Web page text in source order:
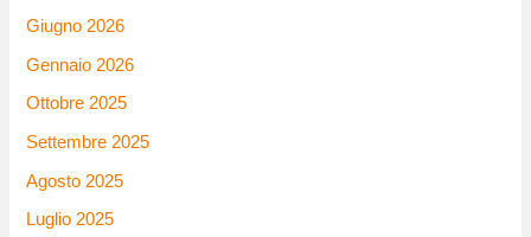
Giugno 2026
Gennaio 2026
Ottobre 2025
Settembre 2025
Agosto 2025
Luglio 2025